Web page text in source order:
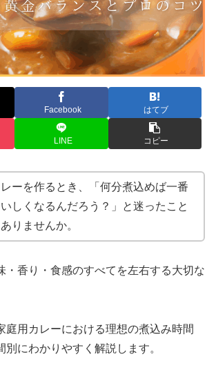
Facebook はてブ
LINE コピー
レーを作るとき、「何分煮込めば一番
しくなるんだろう？」と迷ったこと
りませんか。
・香り・食感のすべてを左右する大切な
庭用カレーにおける理想の煮込み時間
別にわかりやすく解説します。